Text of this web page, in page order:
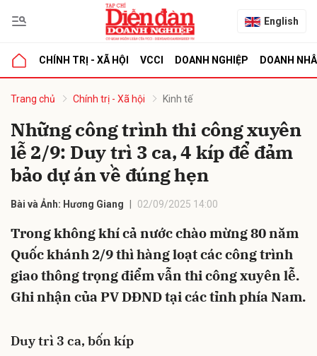
English
CHÍNH TRỊ - XÃ HỘI VCCI DOANH NGHIỆP DOANH
Trang chủ Chính trị - Xã hội Kinh tế
Những công trình thi công xuyên
lễ 2/9: Duy trì 3 ca, 4 kíp để đảm
bảo dự án về đúng hẹn
Bài và Ảnh: Hương Giang 02/09/2025 14:00
Trong không khí cả nước chào mừng 80 năm
Quốc khánh 2/9 thì hàng loạt các công trình
giao thông trọng điểm vẫn thi công xuyên lễ.
Ghi nhận của PV DĐND tại các tỉnh phía Nam.
Duy trì 3 ca, bốn kíp
luận
Hủy